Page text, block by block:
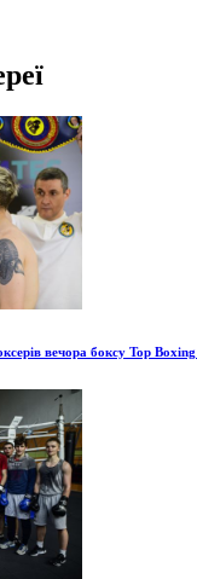
вечора боксу Top